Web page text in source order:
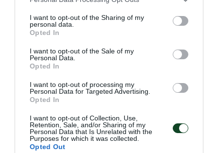
not limited to your visit or usage behaviour. You may click to
grant or deny consent to Google and its third-party tags to
use your data for below specified purposes in below Google
consent section.
I want to opt-out of the Sharing of my
personal data.
Opted In
I want to opt-out of the Sale of my
Personal Data.
Opted In
I want to opt-out of processing my
Personal Data for Targeted Advertising.
Opted In
I want to opt-out of Collection, Use,
Retention, Sale, and/or Sharing of my
Personal Data that Is Unrelated with the
Purposes for which it was collected.
Opted Out
Στον Παναθηναϊκό η Peace Efih
Ο Παναθηναϊκός Αθλητικός Όμιλος ανακοινώνει την
έναρξη της συνεργασίας του με την Peace Efih για το
τμήμα ποδοσφαίρου γυναικών.